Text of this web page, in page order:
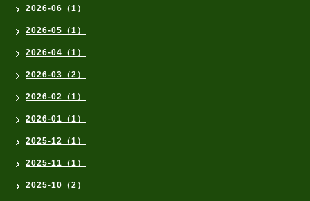
2026-06（1）
2026-05（1）
2026-04（1）
2026-03（2）
2026-02（1）
2026-01（1）
2025-12（1）
2025-11（1）
2025-10（2）